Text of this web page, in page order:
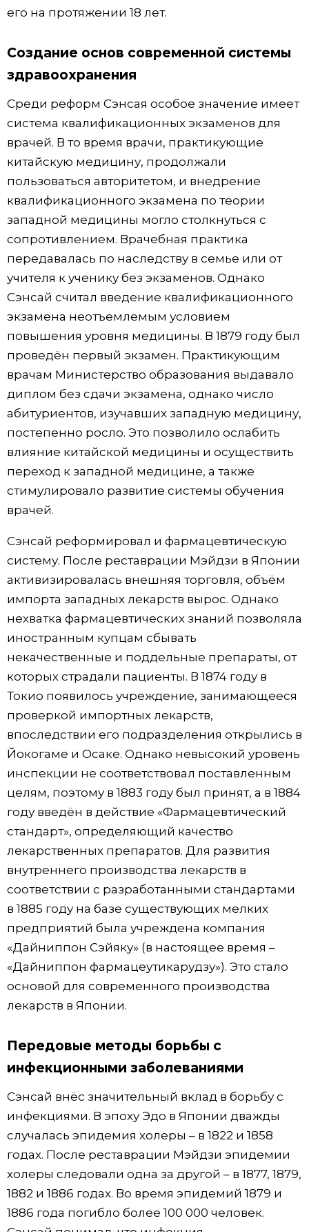
его на протяжении 18 лет.
Создание основ современной системы
здравоохранения
Среди реформ Сэнсая особое значение имеет
система квалификационных экзаменов для
врачей. В то время врачи, практикующие
китайскую медицину, продолжали
пользоваться авторитетом, и внедрение
квалификационного экзамена по теории
западной медицины могло столкнуться с
сопротивлением. Врачебная практика
передавалась по наследству в семье или от
учителя к ученику без экзаменов. Однако
Сэнсай считал введение квалификационного
экзамена неотъемлемым условием
повышения уровня медицины. В 1879 году был
проведён первый экзамен. Практикующим
врачам Министерство образования выдавало
диплом без сдачи экзамена, однако число
абитуриентов, изучавших западную медицину,
постепенно росло. Это позволило ослабить
влияние китайской медицины и осуществить
переход к западной медицине, а также
стимулировало развитие системы обучения
врачей.
Сэнсай реформировал и фармацевтическую
систему. После реставрации Мэйдзи в Японии
активизировалась внешняя торговля, объём
импорта западных лекарств вырос. Однако
нехватка фармацевтических знаний позволяла
иностранным купцам сбывать
некачественные и поддельные препараты, от
которых страдали пациенты. В 1874 году в
Токио появилось учреждение, занимающееся
проверкой импортных лекарств,
впоследствии его подразделения открылись в
Йокогаме и Осаке. Однако невысокий уровень
инспекции не соответствовал поставленным
целям, поэтому в 1883 году был принят, а в 1884
году введён в действие «Фармацевтический
стандарт», определяющий качество
лекарственных препаратов. Для развития
внутреннего производства лекарств в
соответствии с разработанными стандартами
в 1885 году на базе существующих мелких
предприятий была учреждена компания
«Дайниппон Сэйяку» (в настоящее время –
«Дайниппон фармацеутикарудзу»). Это стало
основой для современного производства
лекарств в Японии.
Передовые методы борьбы с
инфекционными заболеваниями
Сэнсай внёс значительный вклад в борьбу с
инфекциями. В эпоху Эдо в Японии дважды
случалась эпидемия холеры – в 1822 и 1858
годах. После реставрации Мэйдзи эпидемии
холеры следовали одна за другой – в 1877, 1879,
1882 и 1886 годах. Во время эпидемий 1879 и
1886 года погибло более 100 000 человек.